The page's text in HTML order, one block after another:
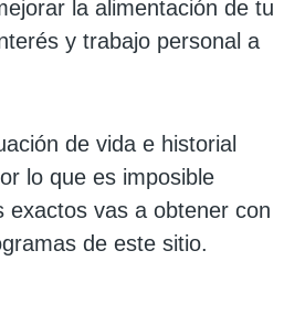
la alimentación de tu
y trabajo personal a
de vida e historial
lo que es imposible
exactos vas a obtener con
de este sitio.